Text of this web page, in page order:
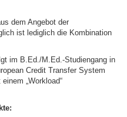
dem Angebot der
ist lediglich die Kombination
im B.Ed./M.Ed.-Studiengang in
Credit Transfer System
„Workload“